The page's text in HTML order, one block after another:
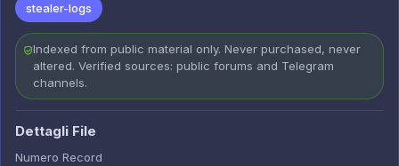
stealer-logs
Indexed from public material only. Never purchased, never
altered. Verified sources: public forums and Telegram
channels.
Dettagli File
Numero Record